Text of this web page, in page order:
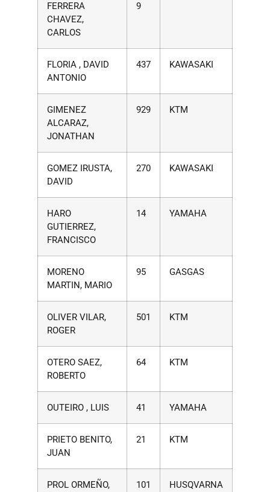
FERRERA
CHAVEZ,
CARLOS
9
FLORIA , DAVID
ANTONIO
437 KAWASAKI
GIMENEZ
ALCARAZ,
JONATHAN
929 KTM
GOMEZ IRUSTA,
DAVID
270 KAWASAKI
HARO
GUTIERREZ,
FRANCISCO
14 YAMAHA
MORENO
MARTIN, MARIO
95 GASGAS
OLIVER VILAR,
ROGER
501 KTM
OTERO SAEZ,
ROBERTO
64 KTM
OUTEIRO , LUIS 41 YAMAHA
PRIETO BENITO,
JUAN
21 KTM
PROL ORMEÑO,
101 HUSQVARNA